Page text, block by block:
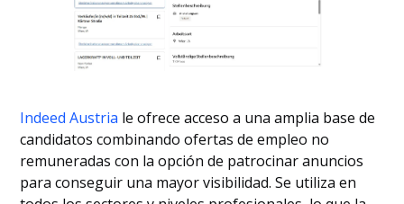
Indeed Austria le ofrece acceso a una amplia base de
candidatos combinando ofertas de empleo no
remuneradas con la opción de patrocinar anuncios
para conseguir una mayor visibilidad. Se utiliza en